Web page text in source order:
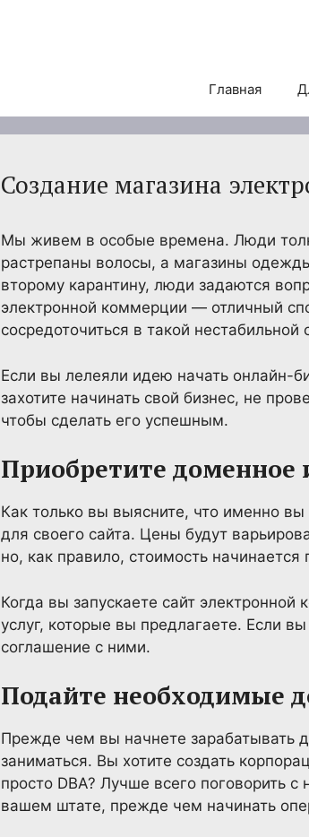
Главная
Создание магазина
Мы живем в особые времена. Люди
растрепаны волосы, а магазины
второму карантину, люди задаются
электронной коммерции — отличный
сосредоточиться в такой нестабильной
Если вы лелеяли идею начать онлайн-
захотите начинать свой бизнес, не
чтобы сделать его успешным.
Приобретите доменное
Как только вы выясните, что именно
для своего сайта. Цены будут
но, как правило, стоимость
Когда вы запускаете сайт
услуг, которые вы предлагаете. Если
соглашение с ними.
Подайте необходимые
Прежде чем вы начнете зарабатывать
заниматься. Вы хотите создать
просто DBA? Лучше всего поговорить
вашем штате, прежде чем начинать